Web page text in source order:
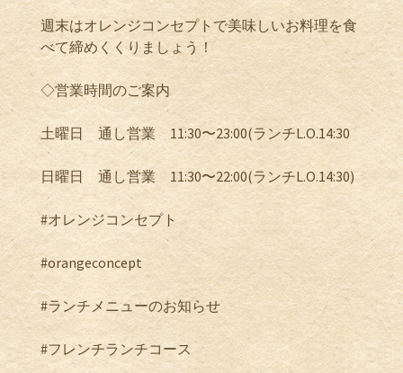
週末はオレンジコンセプトで美味しいお料理を食
べて締めくくりましょう！
◇営業時間のご案内
土曜日 通し営業 11:30〜23:00(ランチL.O.14:30
日曜日 通し営業 11:30〜22:00(ランチL.O.14:30)
#オレンジコンセプト
#orangeconcept
#ランチメニューのお知らせ
#フレンチランチコース